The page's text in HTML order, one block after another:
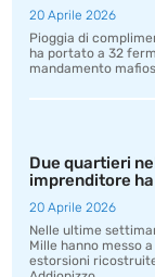
20 Aprile 2026
Pioggia di
ha portato a 32
mandamento
Due quartieri
imprenditore
20 Aprile 2026
Nelle ultime
Mille hanno messo
estorsioni